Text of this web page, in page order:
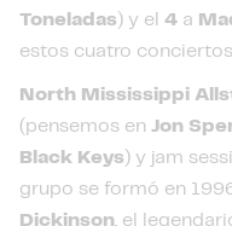
Toneladas ) y el 4 a
estos cuatro
North Mississippi
(pensemos en Jon
Black Keys ) y jam
grupo se formó en
Dickinson, el